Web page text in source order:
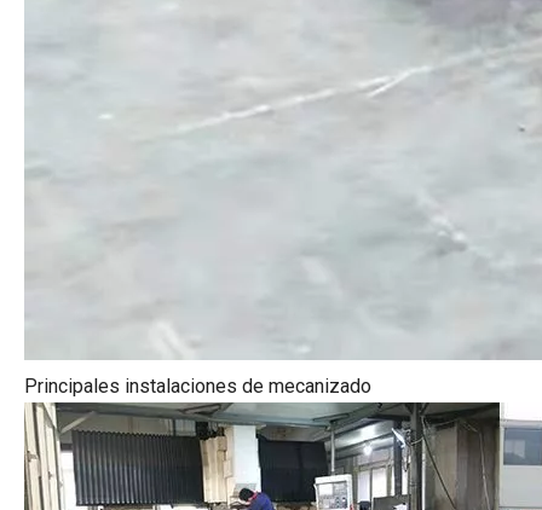
Principales instalaciones de mecanizado